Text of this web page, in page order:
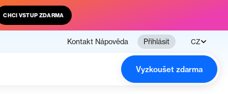
CHCI VSTUP ZDARMA
Kontakt Nápověda Přihlásit CZ
Vyzkoušet zdarma